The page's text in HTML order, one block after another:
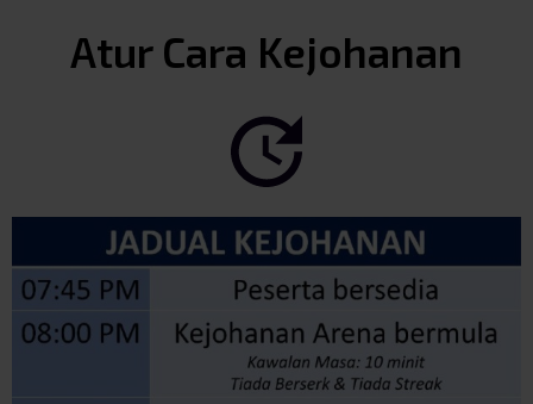
Atur Cara Kejohanan